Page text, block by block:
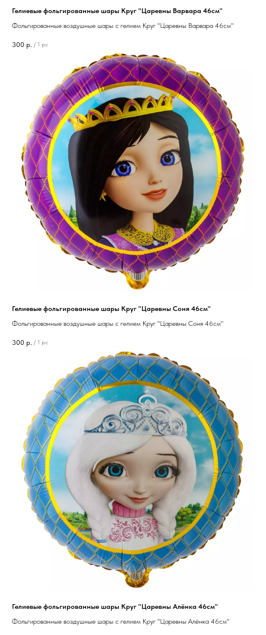
Гелиевые фольгированные шары Круг "Царевны Варвара 46см"
Фольгированные воздушные шары с гелием Круг "Царевны Варвара 46см"
300 р. / 1 pc
Гелиевые фольгированные шары Круг "Царевны Соня 46см"
Фольгированные воздушные шары с гелием Круг "Царевны Соня 46см"
300 р. / 1 pc
Гелиевые фольгированные шары Круг "Царевны Алёнка 46см"
Фольгированные воздушные шары с гелием Круг "Царевны Алёнка 46см"